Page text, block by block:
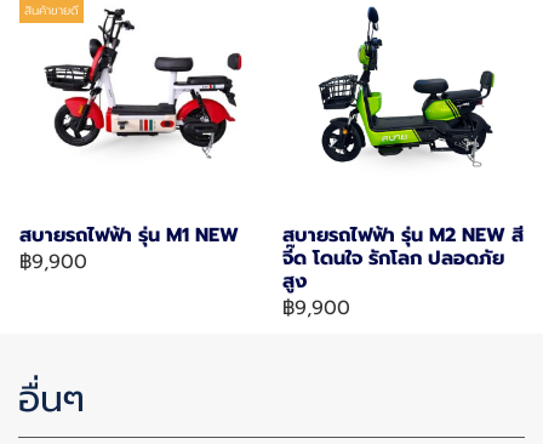
สินค้าขายดี
สบายรถไฟฟ้า รุ่น M1 NEW
฿9,900
สบายรถไฟฟ้า รุ่น M2 NEW สี
จี๊ด โดนใจ รักโลก ปลอดภัย
สูง
฿9,900
อื่นๆ